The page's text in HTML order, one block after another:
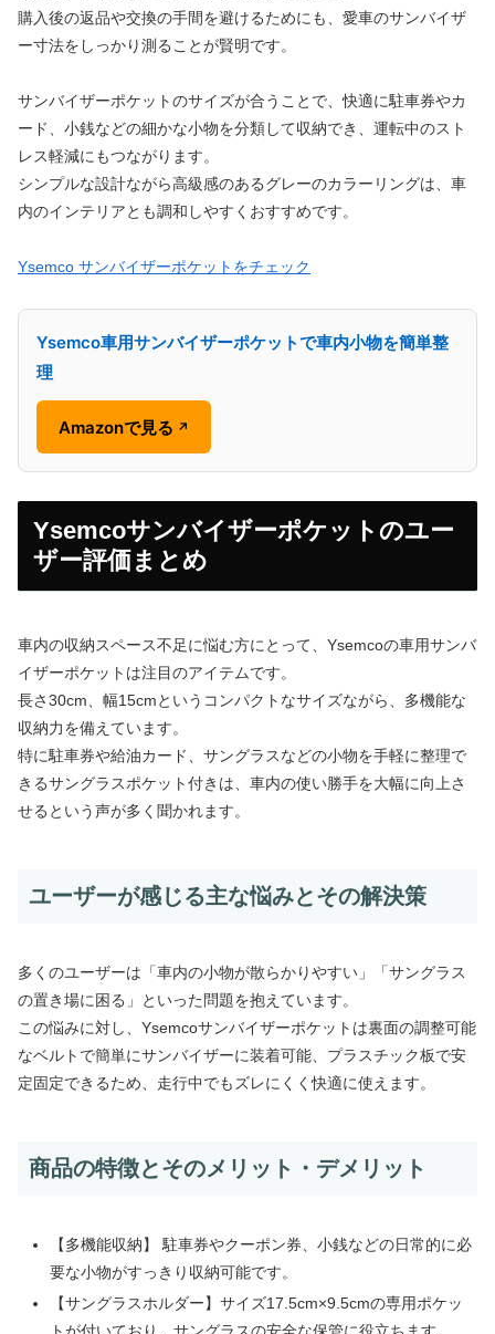
購入後の返品や交換の手間を避けるためにも、愛車のサンバイザ
ー寸法をしっかり測ることが賢明です。
サンバイザーポケットのサイズが合うことで、快適に駐車券やカ
ード、小銭などの細かな小物を分類して収納でき、運転中のスト
レス軽減にもつながります。
シンプルな設計ながら高級感のあるグレーのカラーリングは、車
内のインテリアとも調和しやすくおすすめです。
Ysemco サンバイザーポケットをチェック
Ysemco車用サンバイザーポケットで車内小物を簡単整
理
Amazonで見る ↗
Ysemcoサンバイザーポケットのユー
ザー評価まとめ
車内の収納スペース不足に悩む方にとって、Ysemcoの車用サンバ
イザーポケットは注目のアイテムです。
長さ30cm、幅15cmというコンパクトなサイズながら、多機能な
収納力を備えています。
特に駐車券や給油カード、サングラスなどの小物を手軽に整理で
きるサングラスポケット付きは、車内の使い勝手を大幅に向上さ
せるという声が多く聞かれます。
ユーザーが感じる主な悩みとその解決策
多くのユーザーは「車内の小物が散らかりやすい」「サングラス
の置き場に困る」といった問題を抱えています。
この悩みに対し、Ysemcoサンバイザーポケットは裏面の調整可能
なベルトで簡単にサンバイザーに装着可能、プラスチック板で安
定固定できるため、走行中でもズレにくく快適に使えます。
商品の特徴とそのメリット・デメリット
【多機能収納】 駐車券やクーポン券、小銭などの日常的に必
要な小物がすっきり収納可能です。
【サングラスホルダー】サイズ17.5cm×9.5cmの専用ポケッ